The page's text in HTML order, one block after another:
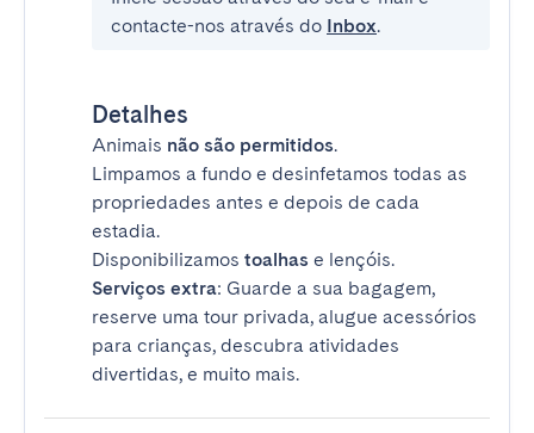
contacte-nos através do Inbox.
Detalhes
Animais não são permitidos.
Limpamos a fundo e desinfetamos todas as
propriedades antes e depois de cada
estadia.
Disponibilizamos toalhas e lençóis.
Serviços extra: Guarde a sua bagagem,
reserve uma tour privada, alugue acessórios
para crianças, descubra atividades
divertidas, e muito mais.